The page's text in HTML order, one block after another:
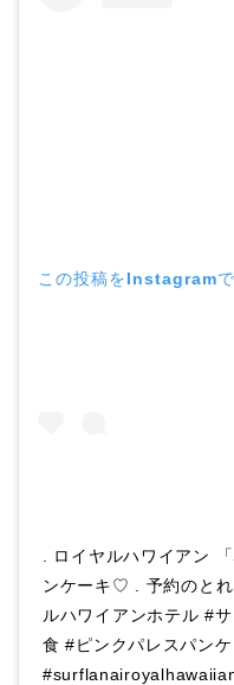
この投稿をInstagram
. ロイヤルハワイアン
ンケーキ♡︎ . 予約のと
ルハワイアンホテル #
食 #ピンクパレスパン